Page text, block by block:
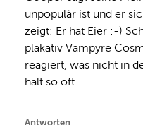
unpopulär ist und er
zeigt: Er hat Eier :-)
plakativ Vampyre
reagiert, was nicht in
halt so oft.
Antworten